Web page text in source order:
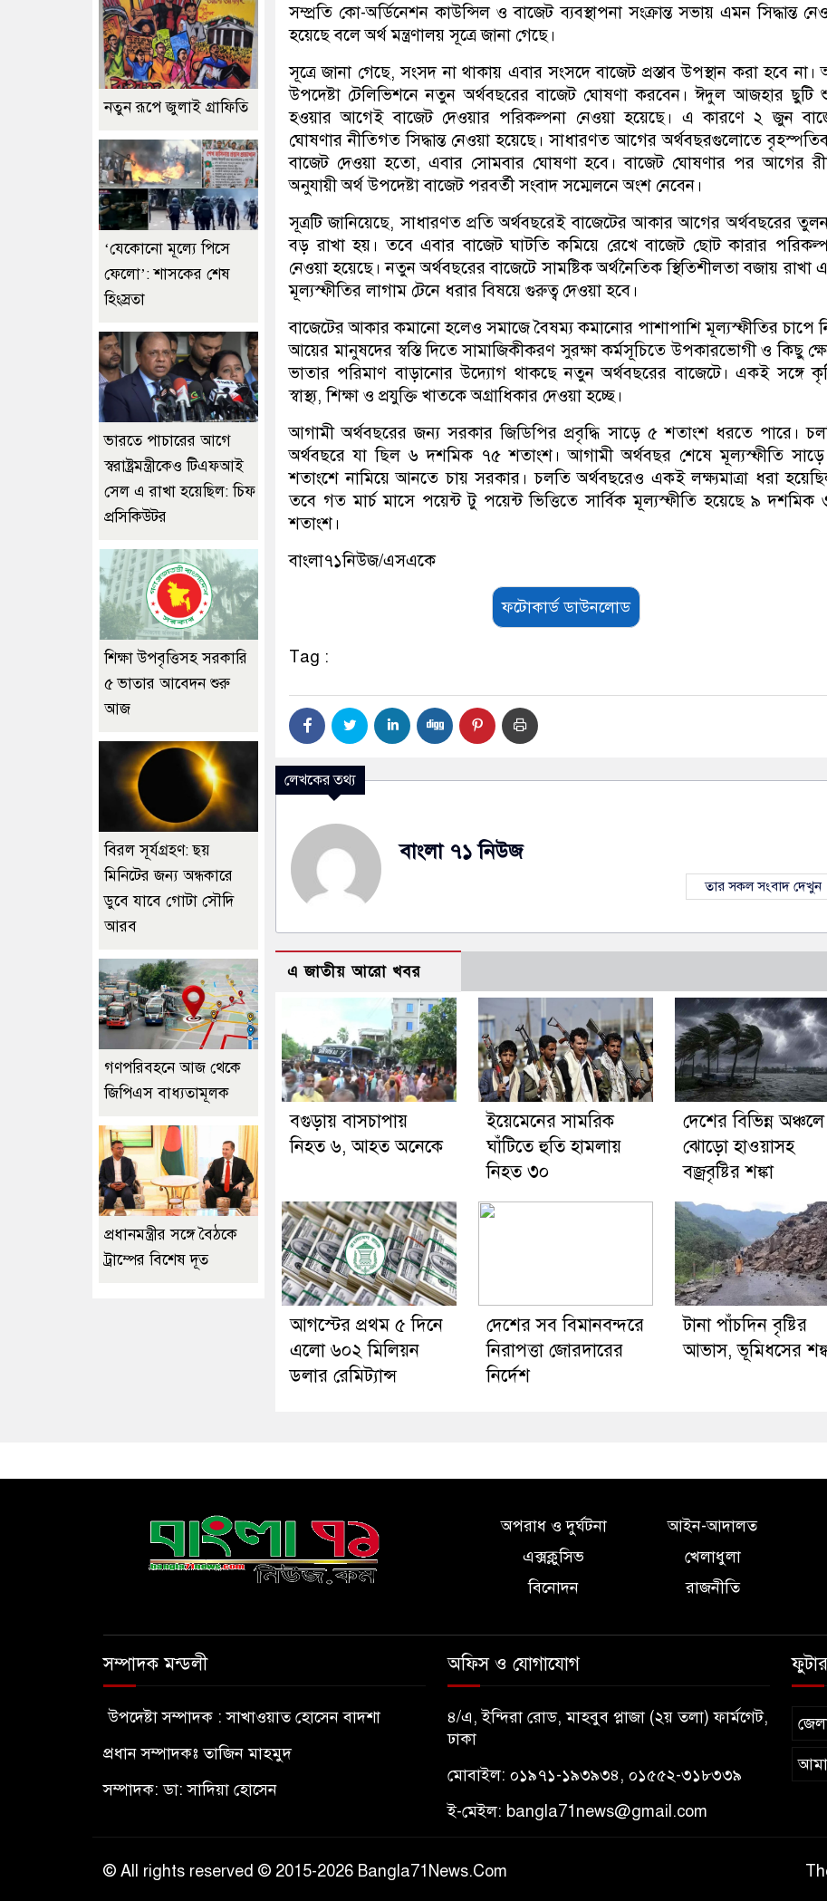
সম্প্রতি কো-অর্ডিনেশন কাউন্সিল ও বাজেট ব্যবস্থাপনা সংক্রান্ত সভায় এমন সিদ্ধান্ত
হয়েছে বলে অর্থ মন্ত্রণালয় সূত্রে জানা গেছে।
সূত্রে জানা গেছে, সংসদ না থাকায় এবার সংসদে বাজেট প্রস্তাব উপস্থান করা হবে না।
উপদেষ্টা টেলিভিশনে নতুন অর্থবছরের বাজেট ঘোষণা করবেন। ঈদুল আজহার ছুটি
হওয়ার আগেই বাজেট দেওয়ার পরিকল্পনা নেওয়া হয়েছে। এ কারণে ২ জুন
ঘোষণার নীতিগত সিদ্ধান্ত নেওয়া হয়েছে। সাধারণত আগের অর্থবছরগুলোতে
বাজেট দেওয়া হতো, এবার সোমবার ঘোষণা হবে। বাজেট ঘোষণার পর আগের
অনুযায়ী অর্থ উপদেষ্টা বাজেট পরবর্তী সংবাদ সম্মেলনে অংশ নেবেন।
সূত্রটি জানিয়েছে, সাধারণত প্রতি অর্থবছরেই বাজেটের আকার আগের অর্থবছরের
বড় রাখা হয়। তবে এবার বাজেট ঘাটতি কমিয়ে রেখে বাজেট ছোট কারার
নেওয়া হয়েছে। নতুন অর্থবছরের বাজেটে সামষ্টিক অর্থনৈতিক স্থিতিশীলতা বজায় রাখা
মূল্যস্ফীতির লাগাম টেনে ধরার বিষয়ে গুরুত্ব দেওয়া হবে।
বাজেটের আকার কমানো হলেও সমাজে বৈষম্য কমানোর পাশাপাশি মূল্যস্ফীতির চাপে
আয়ের মানুষদের স্বস্তি দিতে সামাজিকীকরণ সুরক্ষা কর্মসূচিতে উপকারভোগী ও কিছু
ভাতার পরিমাণ বাড়ানোর উদ্যোগ থাকছে নতুন অর্থবছরের বাজেটে। একই সঙ্গে
স্বাস্থ্য, শিক্ষা ও প্রযুক্তি খাতকে অগ্রাধিকার দেওয়া হচ্ছে।
আগামী অর্থবছরের জন্য সরকার জিডিপির প্রবৃদ্ধি সাড়ে ৫ শতাংশ ধরতে পারে।
অর্থবছরে যা ছিল ৬ দশমিক ৭৫ শতাংশ। আগামী অর্থবছর শেষে মূল্যস্ফীতি
শতাংশে নামিয়ে আনতে চায় সরকার। চলতি অর্থবছরেও একই লক্ষ্যমাত্রা ধরা
তবে গত মার্চ মাসে পয়েন্ট টু পয়েন্ট ভিত্তিতে সার্বিক মূল্যস্ফীতি হয়েছে ৯ দশমিক
শতাংশ।
বাংলা৭১নিউজ/এসএকে
ফটোকার্ড ডাউনলোড
Tag :
লেখকের তথ্য
বাংলা ৭১ নিউজ
তার সকল সংবাদ দেখুন
এ জাতীয় আরো খবর
বগুড়ায় বাসচাপায়
নিহত ৬, আহত অনেকে
ইয়েমেনের সামরিক
ঘাঁটিতে হুতি হামলায়
নিহত ৩০
দেশের বিভিন্ন অঞ্চলে
ঝোড়ো হাওয়াসহ
বজ্রবৃষ্টির শঙ্কা
আগস্টের প্রথম ৫ দিনে
এলো ৬০২ মিলিয়ন
ডলার রেমিট্যান্স
দেশের সব বিমানবন্দরে
নিরাপত্তা জোরদারের
নির্দেশ
টানা পাঁচদিন বৃষ্টির
আভাস, ভূমিধসের
নতুন রূপে জুলাই গ্রাফিতি
‘যেকোনো মূল্যে পিসে
ফেলো’: শাসকের শেষ
হিংস্রতা
ভারতে পাচারের আগে
স্বরাষ্ট্রমন্ত্রীকেও টিএফআই
সেল এ রাখা হয়েছিল: চিফ
প্রসিকিউটর
শিক্ষা উপবৃত্তিসহ সরকারি
৫ ভাতার আবেদন শুরু
আজ
বিরল সূর্যগ্রহণ: ছয়
মিনিটের জন্য অন্ধকারে
ডুবে যাবে গোটা সৌদি
আরব
গণপরিবহনে আজ থেকে
জিপিএস বাধ্যতামূলক
প্রধানমন্ত্রীর সঙ্গে বৈঠকে
ট্রাম্পের বিশেষ দূত
অপরাধ ও দুর্ঘটনা আইন-আদালত
এক্সক্লুসিভ
খেলাধুলা
বিনোদন
রাজনীতি
সম্পাদক মন্ডলী
উপদেষ্টা সম্পাদক : সাখাওয়াত হোসেন বাদশা
প্রধান সম্পাদকঃ তাজিন মাহমুদ
সম্পাদক: ডা: সাদিয়া হোসেন
অফিস ও যোগাযোগ
৪/এ, ইন্দিরা রোড, মাহবুব প্লাজা (২য় তলা) ফার্মগেট,
ঢাকা
মোবাইল: ০১৯৭১-১৯৩৯৩৪, ০১৫৫২-৩১৮৩৩৯
ই-মেইল: bangla71news@gmail.com
© All rights reserved © 2015-2026 Bangla71News.Com